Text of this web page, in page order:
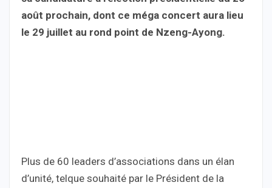
août prochain, dont ce méga concert aura lieu
le 29 juillet au rond point de Nzeng-Ayong.
Plus de 60 leaders d’associations dans un élan
d’unité, telque souhaité par le Président de la